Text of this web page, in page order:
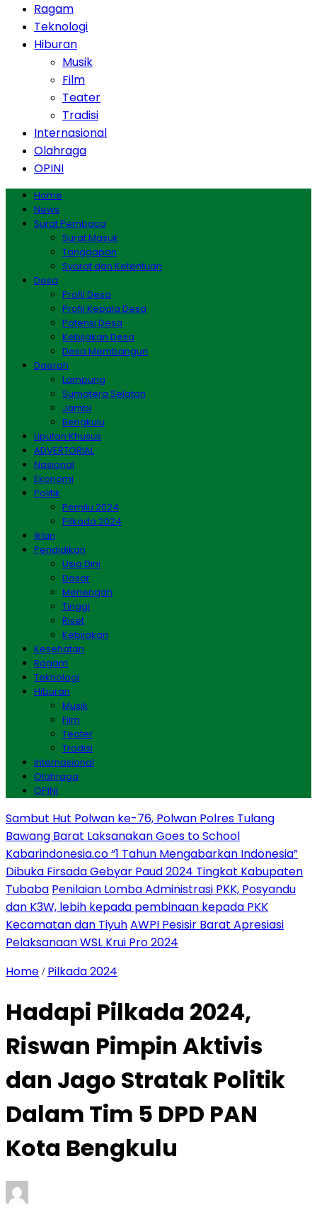
Ragam
Teknologi
Hiburan
Musik
Film
Teater
Tradisi
Internasional
Olahraga
OPINI
Home
News
Surat Pembaca
Surat Masuk
Tanggapan
Syarat dan Ketentuan
Desa
Profil Desa
Profil Kepala Desa
Potensi Desa
Kebijakan Desa
Desa Membangun
Daerah
Lampung
Sumatera Selatan
Jambi
Bengkulu
Liputan Khusus
ADVERTORIAL
Nasional
Ekonomi
Politik
Pemilu 2024
Pilkada 2024
Iklan
Pendidikan
Usia Dini
Dasar
Menengah
Tinggi
Riset
Kebijakan
Kesehatan
Ragam
Teknologi
Hiburan
Musik
Film
Teater
Tradisi
Internasional
Olahraga
OPINI
Sambut Hut Polwan ke-76, Polwan Polres Tulang
Bawang Barat Laksanakan Goes to School
Kabarindonesia.co “1 Tahun Mengabarkan Indonesia”
Dibuka Firsada Gebyar Paud 2024 Tingkat Kabupaten
Tubaba Penilaian Lomba Administrasi PKK, Posyandu
dan K3W, lebih kepada pembinaan kepada PKK
Kecamatan dan TiyuhAWPI Pesisir Barat Apresiasi
Pelaksanaan WSL Krui Pro 2024
Home / Pilkada 2024
Hadapi Pilkada 2024,
Riswan Pimpin Aktivis
dan Jago Stratak Politik
Dalam Tim 5 DPD PAN
Kota Bengkulu